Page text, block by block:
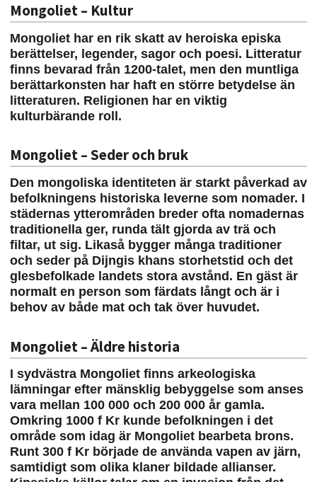
Mongoliet – Kultur
Mongoliet har en rik skatt av heroiska episka
berättelser, legender, sagor och poesi. Litteratur
finns bevarad från 1200-talet, men den muntliga
berättarkonsten har haft en större betydelse än
litteraturen. Religionen har en viktig
kulturbärande roll.
Mongoliet – Seder och bruk
Den mongoliska identiteten är starkt påverkad av
befolkningens historiska leverne som nomader. I
städernas ytterområden breder ofta nomadernas
traditionella ger, runda tält gjorda av trä och
filtar, ut sig. Likaså bygger många traditioner
och seder på Dijngis khans storhetstid och det
glesbefolkade landets stora avstånd. En gäst är
normalt en person som färdats långt och är i
behov av både mat och tak över huvudet.
Mongoliet – Äldre historia
I sydvästra Mongoliet finns arkeologiska
lämningar efter mänsklig bebyggelse som anses
vara mellan 100 000 och 200 000 år gamla.
Omkring 1000 f Kr kunde befolkningen i det
område som idag är Mongoliet bearbeta brons.
Runt 300 f Kr började de använda vapen av järn,
samtidigt som olika klaner bildade allianser.